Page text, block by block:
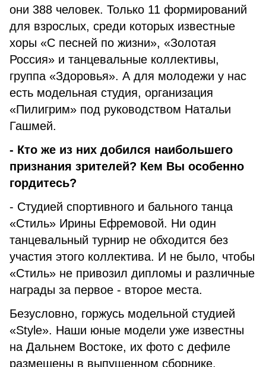
они 388 человек. Только 11 формирований
для взрослых, среди которых известные
хоры «С песней по жизни», «Золотая
Россия» и танцевальные коллективы,
группа «Здоровья». А для молодежи у нас
есть модельная студия, организация
«Пилигрим» под руководством Натальи
Гашмей.
- Кто же из них добился наибольшего
признания зрителей? Кем Вы особенно
гордитесь?
- Студией спортивного и бального танца
«Стиль» Ирины Ефремовой. Ни один
танцевальный турнир не обходится без
участия этого коллектива. И не было, чтобы
«Стиль» не привозил дипломы и различные
награды за первое - второе места.
Безусловно, горжусь модельной студией
«Style». Наши юные модели уже известны
на Дальнем Востоке, их фото с дефиле
размещены в выпущенном сборнике.